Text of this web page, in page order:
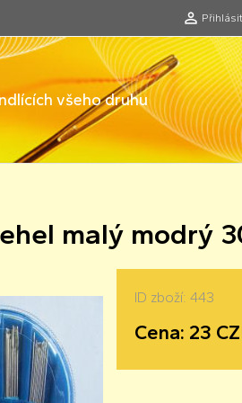
Přihlásit
všeho druhu
malý modrý
ID zboží: 443
Cena: 23